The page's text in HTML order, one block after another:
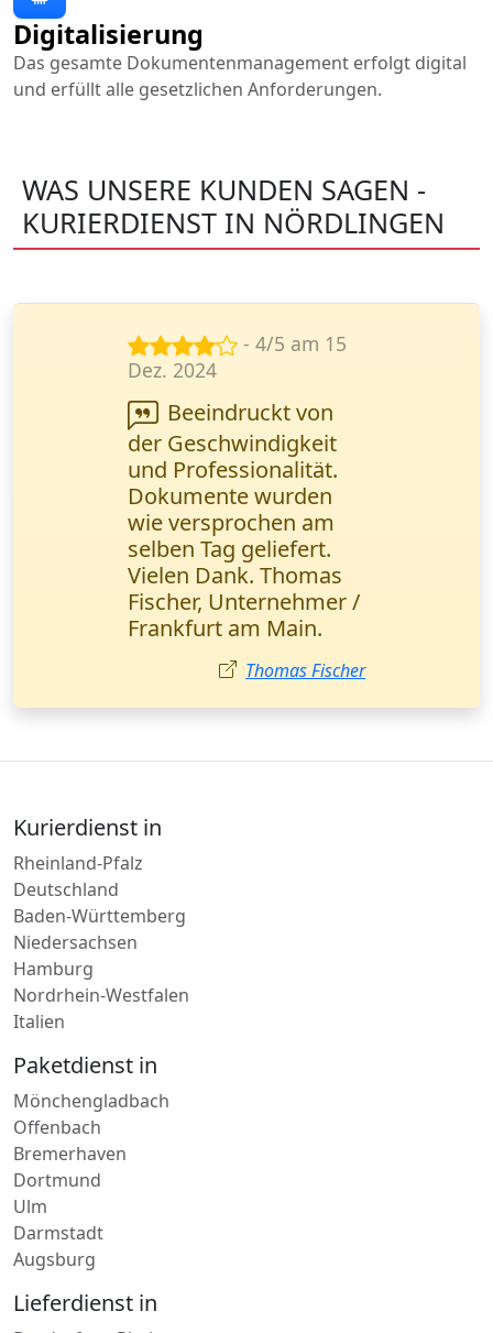
Digitalisierung
Das gesamte Dokumentenmanagement erfolgt digital
und erfüllt alle gesetzlichen Anforderungen.
WAS UNSERE KUNDEN SAGEN -
KURIERDIENST IN NÖRDLINGEN
- 5/5 am 11
Jan. 2025
Ich musste
dringend Verträge
verschicken.
Wanderfalke Kurier hat
sie in 2 Stunden mit
Bestätigung geliefert.
Absolute Profis!
Mehmet Demir
Deutschland
Baden-Württemberg
Niedersachsen
Hamburg
Nordrhein-Westfalen
Italien
Paketdienst in
Offenbach
Bremerhaven
Dortmund
Ulm
Darmstadt
Augsburg
Lieferdienst in
Montabaur